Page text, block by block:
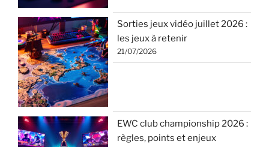
Sorties jeux vidéo juillet 2026 :
les jeux à retenir
21/07/2026
EWC club championship 2026 :
règles, points et enjeux